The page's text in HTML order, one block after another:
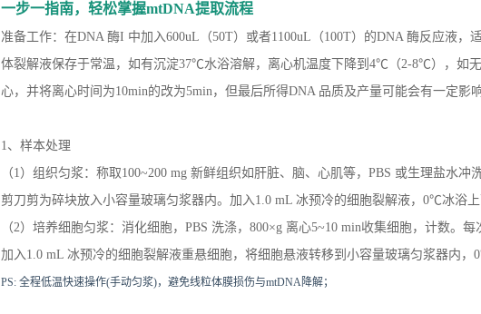
一步一指南，轻松掌握mtDNA提取流程
准备工作：在DNA 酶I 中加入600uL（50T）或者1100uL（100T）的DNA 酶反应液，
体裂解液保存于常温，如有沉淀37℃水浴溶解，离心机温度下降到4℃（2-8℃），如
心，并将离心时间为10min的改为5min，但最后所得DNA 品质及产量可能会有一定影响
1、样本处理
（1）组织匀浆：称取100~200 mg 新鲜组织如肝脏、脑、心肌等，PBS 或生理盐水冲
剪刀剪为碎块放入小容量玻璃匀浆器内。加入1.0 mL 冰预冷的细胞裂解液，0℃冰浴上
（2）培养细胞匀浆：消化细胞，PBS 洗涤，800×g 离心5~10 min收集细胞，计数。每
加入1.0 mL 冰预冷的细胞裂解液重悬细胞，将细胞悬液转移到小容量玻璃匀浆器内，
PS: 全程低温快速操作(手动匀浆)，避免线粒体膜损伤与mtDNA降解；